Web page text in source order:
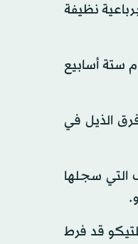
نظيفة
ستة أسابيع
بلد الوليد أحد فرق الذيل في
عدد الأهداف التي سجلها
متكررة حيث غاب عن 13 مباراة. وكان أتلتيكو قد فرط